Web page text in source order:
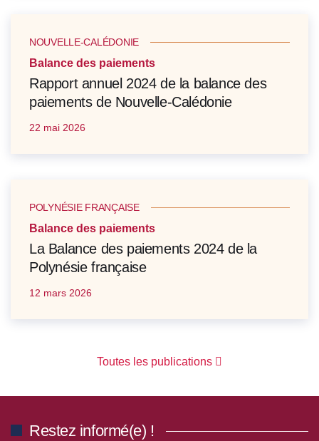
NOUVELLE-CALÉDONIE
Balance des paiements
Rapport annuel 2024 de la balance des
paiements de Nouvelle-Calédonie
22 mai 2026
POLYNÉSIE FRANÇAISE
Balance des paiements
La Balance des paiements 2024 de la
Polynésie française
12 mars 2026
Toutes les publications
Restez informé(e) !